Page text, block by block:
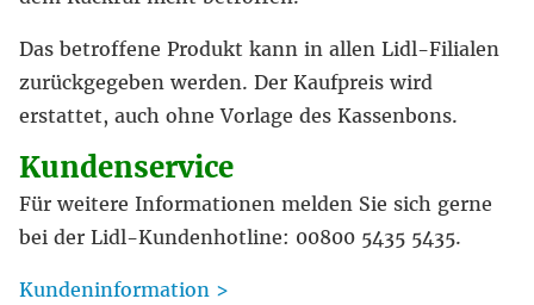
Das betroffene Produkt kann in allen Lidl-Filialen
zurückgegeben werden. Der Kaufpreis wird
erstattet, auch ohne Vorlage des Kassenbons.
Kundenservice
Für weitere Informationen melden Sie sich gerne
bei der Lidl-Kundenhotline: 00800 5435 5435.
Kundeninformation >